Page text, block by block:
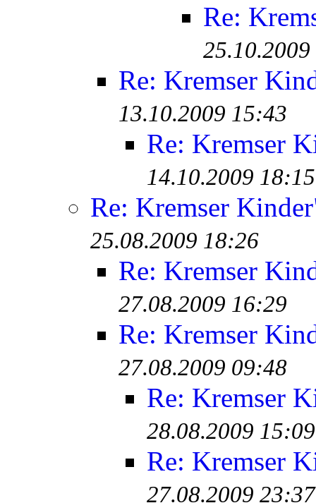
Re:
Re: Kremser
13.10.2009 15:43
Re: Kremser
14.10.2009 18:15
Re: Kremser
25.08.2009 18:26
Re: Kremser
27.08.2009 16:29
Re: Kremser
27.08.2009 09:48
Re: Kremser
28.08.2009 15:09
Re: Kremser
27.08.2009 23:37